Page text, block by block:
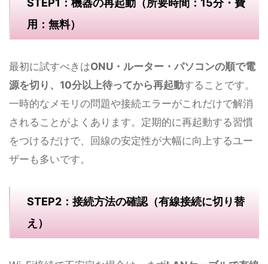
STEP1：機器の再起動（所要時間：15分・費
用：無料）
最初に試すべきはONU・ルーター・パソコンの順で電
源を切り、10分以上待ってから再起動することです。
一時的なメモリの問題や接続エラーがこれだけで解消
されることがよくあります。定期的に再起動する習慣
をつけるだけで、回線の安定性が大幅に向上するユー
ザーも多いです。
STEP2：接続方法の確認（有線接続に切り替
え）